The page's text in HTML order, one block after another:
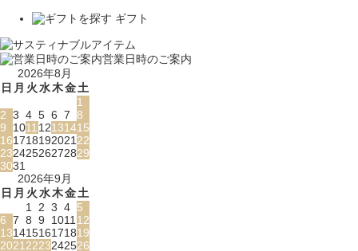
ギフト
営業日時のご案内
2026年8月
日 月 火水木金土
1
2 3 4 5 6 7 8
9
1011 12131415
161718192021 22
23242526272829
3031
2026年9月
日 月 火水木金土
1
2 3 4 5
6 7 8 9 1011 12
13141516171819
2021 2223242526